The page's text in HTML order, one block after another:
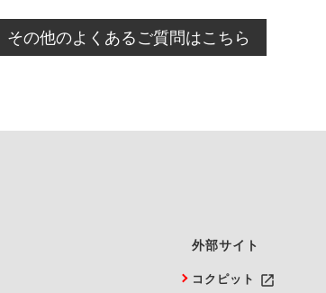
のキャンセルをご希望の際は、直接ご予約いた
その他のよくあるご質問はこちら
外部サイト
コクピット launch